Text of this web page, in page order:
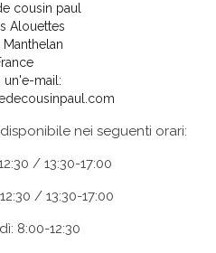
cousin paul
Alouettes
Manthelan
un'e-mail:
nei seguenti orari:
/ 13:30-17:00
/ 13:30-17:00
8:00-12:30